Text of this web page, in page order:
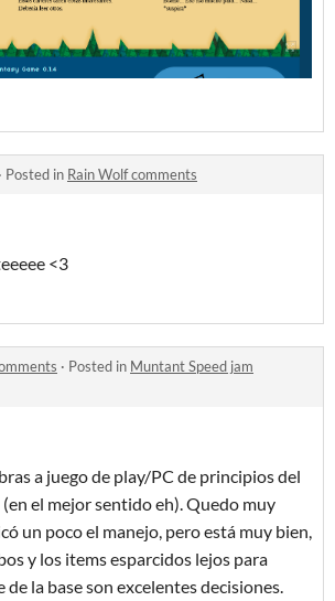
· Posted in Rain Wolf comments
<3
· Posted in Muntant Speed jam
a juego de play/PC de principios del
el mejor sentido eh). Quedo muy
un poco el manejo, pero está muy bien,
y los items esparcidos lejos para
la base son excelentes decisiones.